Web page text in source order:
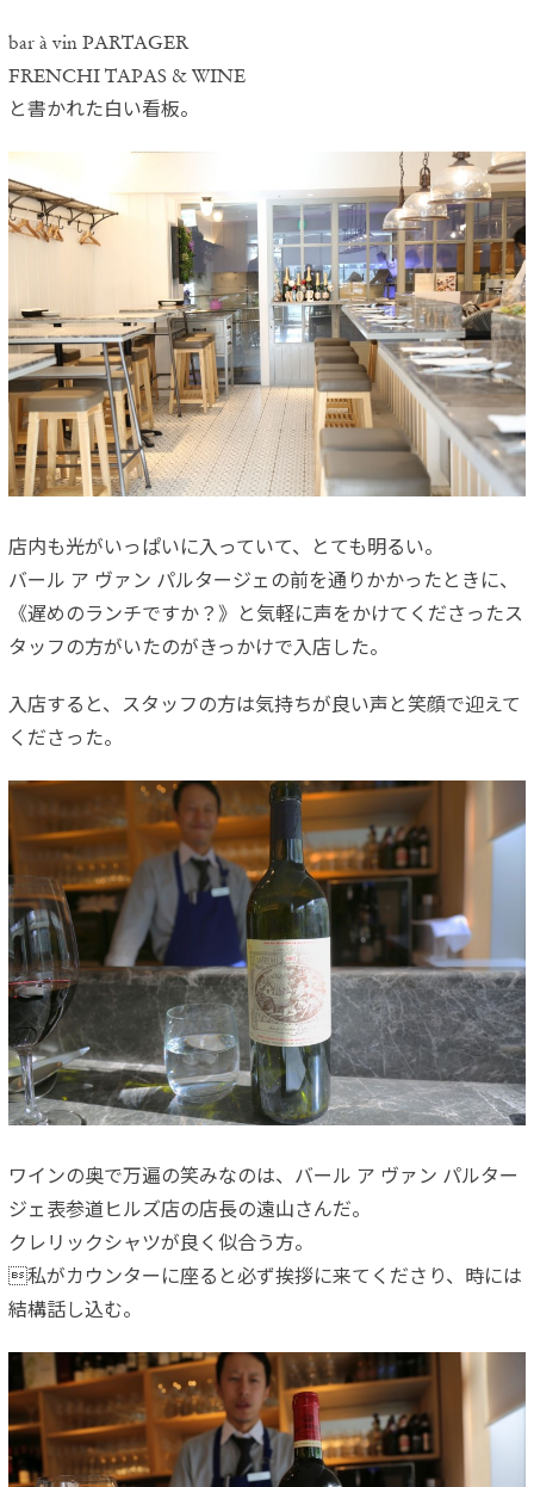
bar à vin PARTAGER
FRENCHI TAPAS & WINE
と書かれた白い看板。
店内も光がいっぱいに入っていて、とても明るい。
バール ア ヴァン パルタージェの前を通りかかったときに、
《遅めのランチですか？》と気軽に声をかけてくださったス
タッフの方がいたのがきっかけで入店した。
入店すると、スタッフの方は気持ちが良い声と笑顔で迎えて
くださった。
ワインの奥で万遍の笑みなのは、バール ア ヴァン パルター
ジェ表参道ヒルズ店の店長の遠山さんだ。
クレリックシャツが良く似合う方。
私がカウンターに座ると必ず挨拶に来てくださり、時には
結構話し込む。